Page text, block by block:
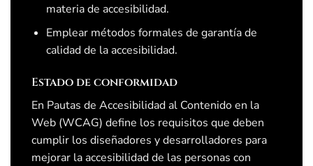
materia de accesibilidad.
Emplear métodos formales de garantía de
calidad de la accesibilidad.
Estado de conformidad
En Pautas de Accesibilidad al Contenido en la
Web (WCAG) define los requisitos que deben
cumplir los diseñadores y desarrolladores para
mejorar la accesibilidad de las personas con